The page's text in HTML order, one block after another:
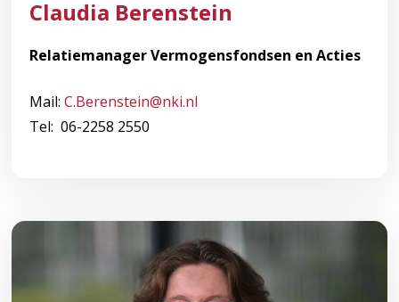
Claudia Berenstein
Relatiemanager Vermogensfondsen en Acties
Mail:C.Berenstein@nki.nl
Tel: 06-2258 2550